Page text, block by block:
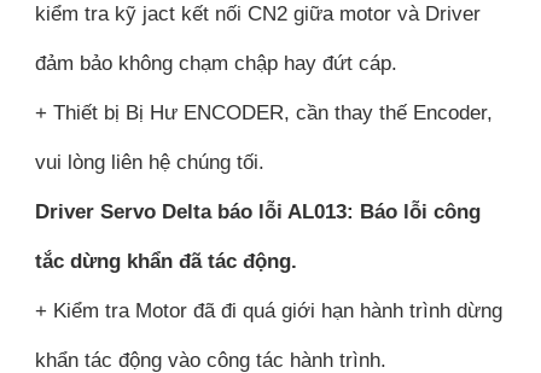
kiểm tra kỹ jact kết nối CN2 giữa motor và Driver
đảm bảo không chạm chập hay đứt cáp.
+ Thiết bị Bị Hư ENCODER, cần thay thế Encoder,
vui lòng liên hệ chúng tối.
Driver Servo Delta báo lỗi AL013: Báo lỗi công
tắc dừng khẩn đã tác động.
+ Kiểm tra Motor đã đi quá giới hạn hành trình dừng
khẩn tác động vào công tác hành trình.